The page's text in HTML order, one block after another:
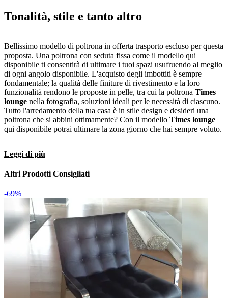
Tonalità, stile e tanto altro
Bellissimo modello di poltrona in offerta trasporto escluso per questa
proposta. Una poltrona con seduta fissa come il modello qui
disponibile ti consentirà di ultimare i tuoi spazi usufruendo al meglio
di ogni angolo disponibile. L'acquisto degli imbottiti è sempre
fondamentale; la qualità delle finiture di rivestimento e la loro
funzionalità rendono le proposte in pelle, tra cui la poltrona Times
lounge nella fotografia, soluzioni ideali per le necessità di ciascuno.
Tutto l'arredamento della tua casa è in stile design e desideri una
poltrona che si abbini ottimamente? Con il modello Times lounge
qui disponibile potrai ultimare la zona giorno che hai sempre voluto.
Leggi di più
Altri Prodotti Consigliati
-69%